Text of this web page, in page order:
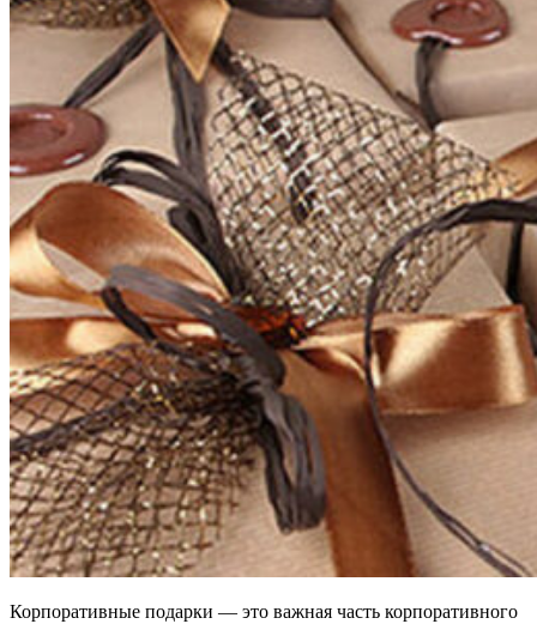
Корпоративные подарки — это важная часть корпоративного